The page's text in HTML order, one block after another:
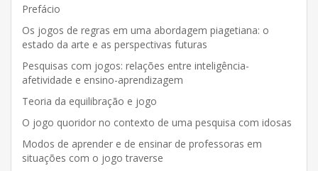
Prefácio
Os jogos de regras em uma abordagem piagetiana: o
estado da arte e as perspectivas futuras
Pesquisas com jogos: relações entre inteligência-
afetividade e ensino-aprendizagem
Teoria da equilibração e jogo
O jogo quoridor no contexto de uma pesquisa com idosas
Modos de aprender e de ensinar de professoras em
situações com o jogo traverse